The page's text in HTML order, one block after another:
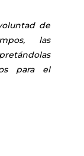
de
las
para el